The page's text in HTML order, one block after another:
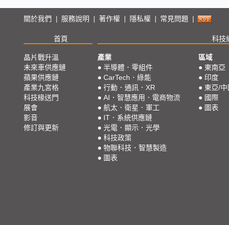
關於我們 服務說明 著作權 隱私權 常見問題
首頁 科技
晶片戰升溫
未來車供應鏈
蘋果供應鏈
產業九宮格
科技椽送門
展會
影音
修訂與更新
產業
● 半導體．零組件
● CarTech．綠能
● 行動．通訊．XR
● AI．智慧應用．電商物流
● 航太．衛星．軍工
● IT．系統供應鏈
● 光電．顯示．光學
● 科技政策
● 物聯科技．智慧製造
● 圖表
區域
● 東南亞
● 印度
● 東亞/中
● 國際
● 圖表